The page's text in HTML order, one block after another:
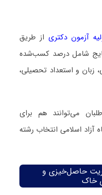
آزمون دکتری از طریق
شامل درصد کسب‌شده
و استعداد تحصیلی،
می‌توانند هم برای
اسلامی انتخاب رشته
حاصل‌خیزی و
خاک